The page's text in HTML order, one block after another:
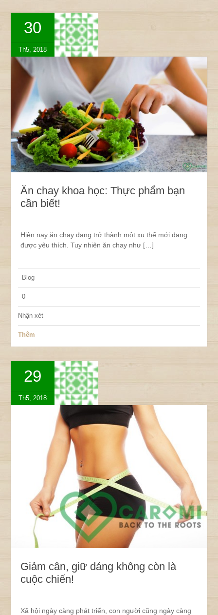
30
Th5, 2018
Ăn chay khoa học: Thực phẩm bạn
cần biết!
Hiện nay ăn chay đang trở thành một xu thế mới đang
được yêu thích. Tuy nhiên ăn chay như […]
Blog
0
Nhận xét
Thêm
29
Th5, 2018
Giảm cân, giữ dáng không còn là
cuộc chiến!
Xã hội ngày càng phát triển, con người cũng ngày càng